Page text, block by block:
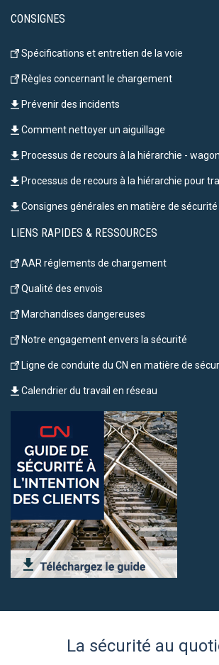
CONSIGNES
Spécifications et entretien de la voie
Règles concernant le chargement
Prévenir des incidents
Comment nettoyer un aiguillage
Processus de recours à la hiérarchie -
Processus de recours à la hiérarchie pour
Consignes générales en matière de sécurité
LIENS RAPIDES & RESSOURCES
AAR réglements de chargement
Qualité des envois
Marchandises dangereuses
Notre engagement envers la sécurité
Ligne de conduite du CN en matière de
Calendrier du travail en réseau
La sécurité au